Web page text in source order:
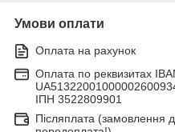
Умови оплати
Оплата на рахунок
Оплата по реквизитах
ІПН 3522809901
Післяплата (замовлення